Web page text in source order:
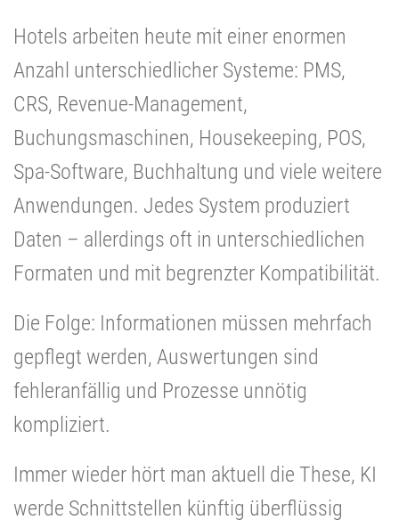
Hotels arbeiten heute mit einer enormen
Anzahl unterschiedlicher Systeme: PMS,
CRS, Revenue-Management,
Buchungsmaschinen, Housekeeping, POS,
Spa-Software, Buchhaltung und viele weitere
Anwendungen. Jedes System produziert
Daten – allerdings oft in unterschiedlichen
Formaten und mit begrenzter Kompatibilität.
Die Folge: Informationen müssen mehrfach
gepflegt werden, Auswertungen sind
fehleranfällig und Prozesse unnötig
kompliziert.
Immer wieder hört man aktuell die These, KI
werde Schnittstellen künftig überflüssig